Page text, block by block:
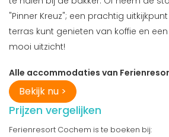
"Pinner Kreuz"; een prachtig
terras kunt genieten van koffie en
mooi uitzicht!
Alle accommodaties van
Bekijk nu >
Prijzen vergelijken
Ferienresort Cochem is te boeken bij: